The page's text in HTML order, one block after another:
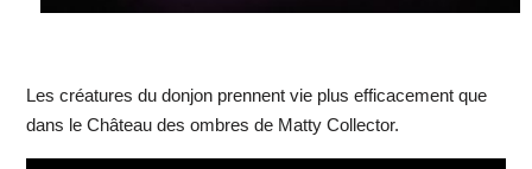
Les créatures du donjon prennent vie plus efficacement que
dans le Château des ombres de Matty Collector.